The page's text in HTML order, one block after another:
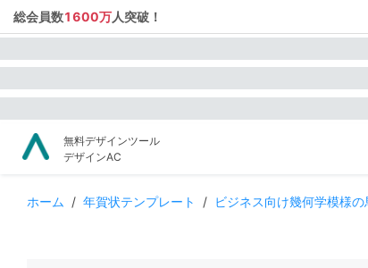
総会員数1600万人突破！
無料デザインツール
デザインAC
ホーム / 年賀状テンプレート / ビジネス向け幾何学模様